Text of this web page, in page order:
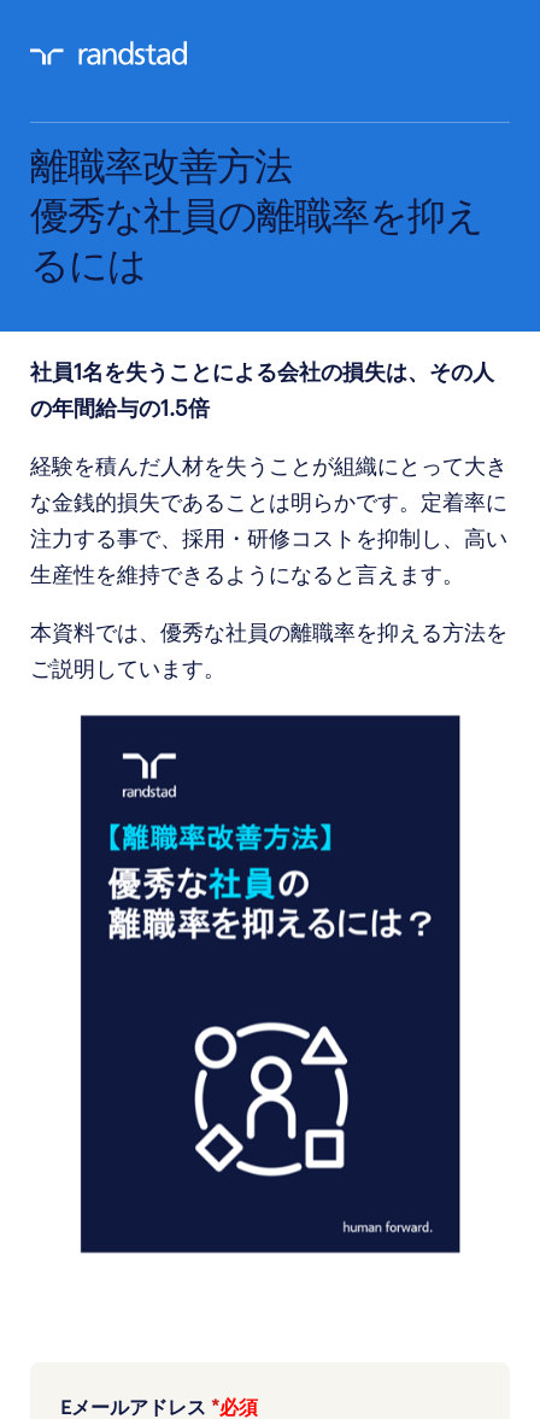
離職率改善方法
優秀な社員の離職率を抑え
るには
社員1名を失うことによる会社の損失は、 その人
の年間給与の1.5倍
経験を積んだ人材を失うことが組織にとって大き
な金銭的損失であることは明らかです。定着率に
注力する事で、採用・研修コストを抑制し、高い
生産性を維持できるようになると言えます。
本資料では、優秀な社員の離職率を抑える方法を
ご説明しています。
Eメールアドレス *